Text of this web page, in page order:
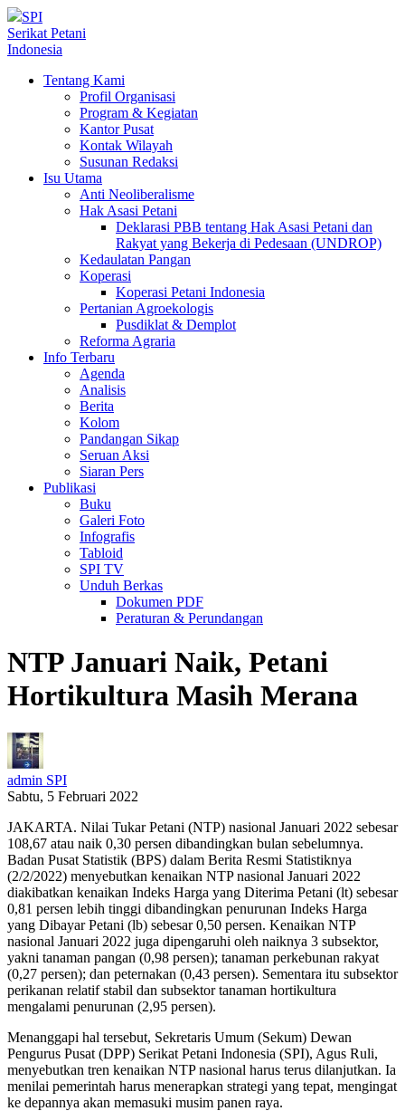
SPI
Serikat Petani
Indonesia
Tentang Kami
Profil Organisasi
Program & Kegiatan
Kantor Pusat
Kontak Wilayah
Susunan Redaksi
Isu Utama
Anti Neoliberalisme
Hak Asasi Petani
Deklarasi PBB tentang Hak Asasi Petani dan
Rakyat yang Bekerja di Pedesaan (UNDROP)
Kedaulatan Pangan
Koperasi
Koperasi Petani Indonesia
Pertanian Agroekologis
Pusdiklat & Demplot
Reforma Agraria
Info Terbaru
Agenda
Analisis
Berita
Kolom
Pandangan Sikap
Seruan Aksi
Siaran Pers
Publikasi
Buku
Galeri Foto
Infografis
Tabloid
SPI TV
Unduh Berkas
Dokumen PDF
Peraturan & Perundangan
NTP Januari Naik, Petani
Hortikultura Masih Merana
admin SPI
Sabtu, 5 Februari 2022
JAKARTA. Nilai Tukar Petani (NTP) nasional Januari 2022 sebesar
108,67 atau naik 0,30 persen dibandingkan bulan sebelumnya.
Badan Pusat Statistik (BPS) dalam Berita Resmi Statistiknya
(2/2/2022) menyebutkan kenaikan NTP nasional Januari 2022
diakibatkan kenaikan Indeks Harga yang Diterima Petani (lt) sebesar
0,81 persen lebih tinggi dibandingkan penurunan Indeks Harga
yang Dibayar Petani (lb) sebesar 0,50 persen. Kenaikan NTP
nasional Januari 2022 juga dipengaruhi oleh naiknya 3 subsektor,
yakni tanaman pangan (0,98 persen); tanaman perkebunan rakyat
(0,27 persen); dan peternakan (0,43 persen). Sementara itu subsektor
perikanan relatif stabil dan subsektor tanaman hortikultura
mengalami penurunan (2,95 persen).
Menanggapi hal tersebut, Sekretaris Umum (Sekum) Dewan
Pengurus Pusat (DPP) Serikat Petani Indonesia (SPI), Agus Ruli,
menyebutkan tren kenaikan NTP nasional harus terus dilanjutkan. Ia
menilai pemerintah harus menerapkan strategi yang tepat, mengingat
ke depannya akan memasuki musim panen raya.